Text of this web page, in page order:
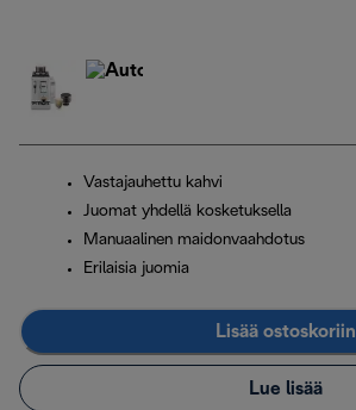
Vastajauhettu kahvi
Juomat yhdellä kosketuksella
Manuaalinen maidonvaahdotus
Erilaisia juomia
Lisää ostoskoriin
Lue lisää